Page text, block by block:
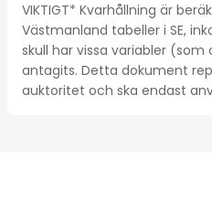
VIKTIGT* Kvarhållning är
Västmanland tabeller i SE,
skull har vissa variabler
antagits. Detta dokument
auktoritet och ska endast